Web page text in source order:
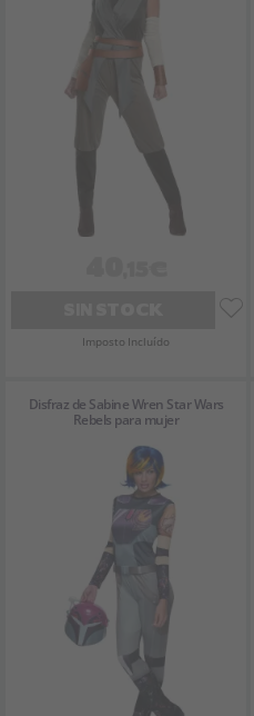
Imposto Incluído
Disfraz de Sabine Wren Star Wars
Rebels para mujer